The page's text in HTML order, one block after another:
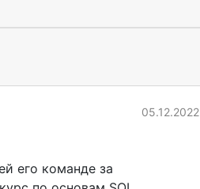
05.12.2022
его команде за